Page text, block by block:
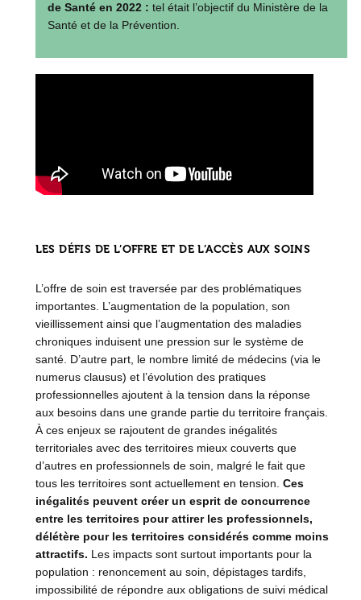
de Santé en 2022 :tel était l’objectif du Ministère de la
Santé et de la Prévention.
LES DÉFIS DE L’OFFRE ET DE L’ACCÈS AUX SOINS
L’offre de soin est traversée par des problématiques
importantes. L’augmentation de la population, son
vieillissement ainsi que l’augmentation des maladies
chroniques induisent une pression sur le système de
santé. D’autre part, le nombre limité de médecins (via le
numerus clausus) et l’évolution des pratiques
professionnelles ajoutent à la tension dans la réponse
aux besoins dans une grande partie du territoire français.
À ces enjeux se rajoutent de grandes inégalités
territoriales avec des territoires mieux couverts que
d’autres en professionnels de soin, malgré le fait que
tous les territoires sont actuellement en tension. Ces
inégalités peuvent créer un esprit de concurrence
entre les territoires pour attirer les professionnels,
délétère pour les territoires considérés comme moins
attractifs. Les impacts sont surtout importants pour la
population : renoncement au soin, dépistages tardifs,
impossibilité de répondre aux obligations de suivi médical